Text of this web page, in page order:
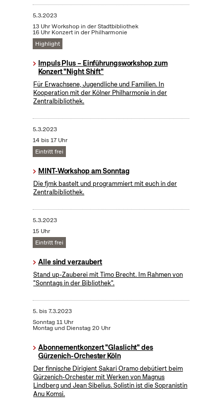
5.3.2023
13 Uhr Workshop in der Stadtbibliothek
16 Uhr Konzert in der Philharmonie
Highlight
Impuls Plus – Einführungsworkshop zum
Konzert "Night Shift"
Für Erwachsene, Jugendliche und Familien. In
Kooperation mit der Kölner Philharmonie in der
Zentralbibliothek.
5.3.2023
14 bis 17 Uhr
Eintritt frei
MINT-Workshop am Sonntag
Die fjmk bastelt und programmiert mit euch in der
Zentralbibliothek.
5.3.2023
15 Uhr
Eintritt frei
Alle sind verzaubert
Stand up-Zauberei mit Timo Brecht. Im Rahmen von
"Sonntags in der Bibliothek".
5. bis7.3.2023
Sonntag 11 Uhr
Montag und Dienstag 20 Uhr
Abonnementkonzert "Glaslicht" des
Gürzenich-Orchester Köln
Der finnische Dirigient Sakari Oramo debütiert beim
Gürzenich-Orchester mit Werken von Magnus
Lindberg und Jean Sibelius. Solistin ist die Sopranistin
Anu Komsi.